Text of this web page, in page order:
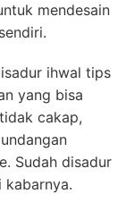
mendesain
ihwal tips
yang bisa
cakap,
Sudah disadur